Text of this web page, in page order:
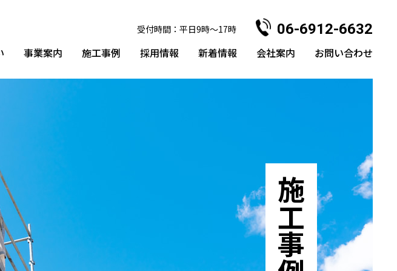
受付時間：平日9時〜17時 06-6912-6632
事業案内 施工事例 採用情報 新着情報 会社案内 お問い合わせ
施工事例